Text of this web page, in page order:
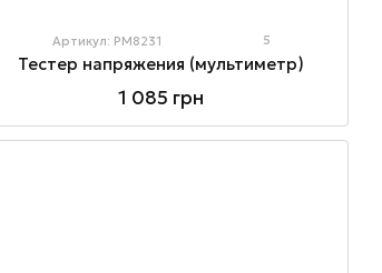
Артикул: PM8231 5
Тестер напряжения (мультиметр)
1 085 грн